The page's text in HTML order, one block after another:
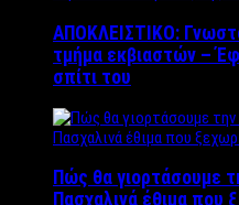
ΑΠΟΚΛΕΙΣΤΙΚΟ:
τμήμα εκβιαστών –
σπίτι του
Πώς θα γιορτάσουμε
Πασχαλινά έθιμα που